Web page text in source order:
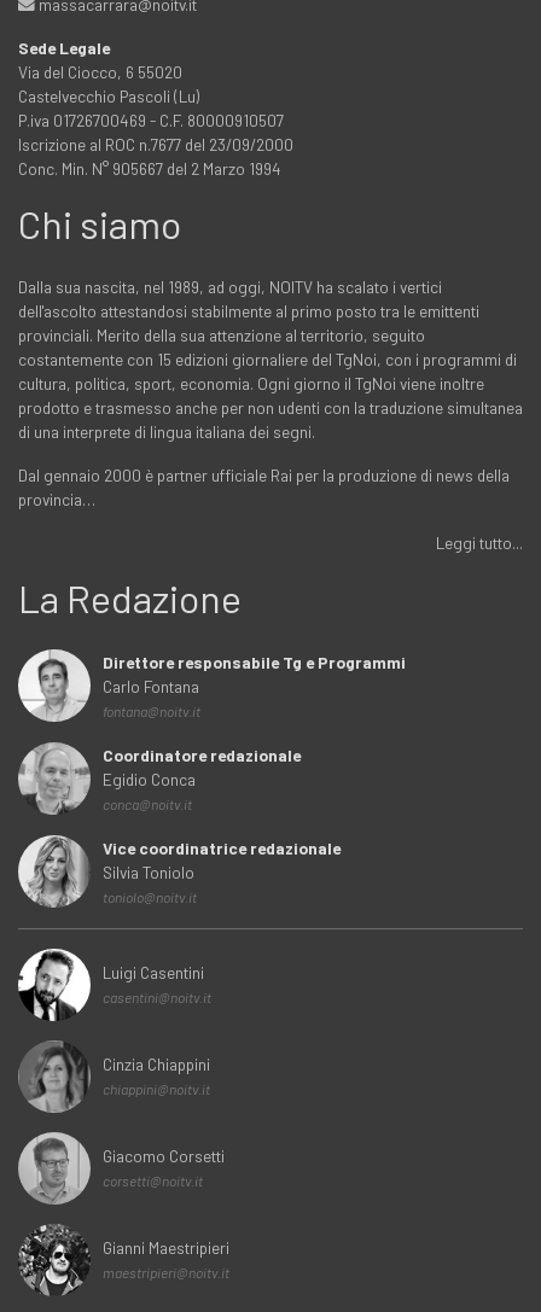
massacarrara@noitv.it
Sede Legale
Via del Ciocco, 6 55020
Castelvecchio Pascoli (Lu)
P.iva 01726700469 - C.F. 80000910507
Iscrizione al ROC n.7677 del 23/09/2000
Conc. Min. N° 905667 del 2 Marzo 1994
Chi siamo
Dalla sua nascita, nel 1989, ad oggi, NOITV ha scalato i vertici
dell'ascolto attestandosi stabilmente al primo posto tra le emittenti
provinciali. Merito della sua attenzione al territorio, seguito
costantemente con 15 edizioni giornaliere del TgNoi, con i programmi di
cultura, politica, sport, economia. Ogni giorno il TgNoi viene inoltre
prodotto e trasmesso anche per non udenti con la traduzione simultanea
di una interprete di lingua italiana dei segni.
Dal gennaio 2000 è partner ufficiale Rai per la produzione di news della
provincia…
Leggi tutto...
La Redazione
Direttore responsabile Tg e Programmi
Carlo Fontana
fontana@noitv.it
Coordinatore redazionale
Egidio Conca
conca@noitv.it
Vice coordinatrice redazionale
Silvia Toniolo
toniolo@noitv.it
Luigi Casentini
casentini@noitv.it
Cinzia Chiappini
chiappini@noitv.it
Giacomo Corsetti
corsetti@noitv.it
Gianni Maestripieri
maestripieri@noitv.it